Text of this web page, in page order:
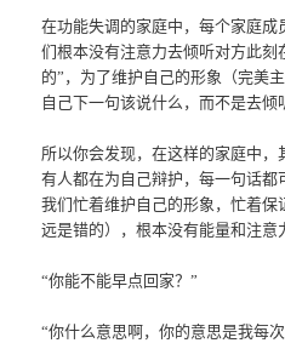
在功能失调的家庭中，每个家庭
们根本没有注意力去倾听对方此刻
的”，为了维护自己的形象（完美
自己下一句该说什么，而不是去倾
所以你会发现，在这样的家庭中
有人都在为自己辩护，每一句话都
我们忙着维护自己的形象，忙着
远是错的），根本没有能量和注意
“你能不能早点回家？”
“你什么意思啊，你的意思是我每